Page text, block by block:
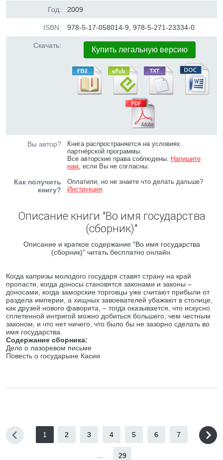
Год: 2009
ISBN: 978-5-17-058014-9, 978-5-271-23334-0
Скачать: Купить легальную версию
Вы автор?
Книга распространяется на условиях
партнёрской программы.
Все авторские права соблюдены. Напишите
нам, если Вы не согласны.
Как получить
книгу?
Оплатили, но не знаете что делать дальше?
Инструкция.
Описание книги "Во имя государства
(сборник)"
Описание и краткое содержание "Во имя государства
(сборник)" читать бесплатно онлайн.
Когда капризы молодого государя ставят страну на край
пропасти, когда доносы становятся законами и законы –
доносами, когда заморские торговцы уже считают прибыли от
раздела империи, а хищных завоевателей убажают в столице,
как друзей нового фаворита, – тогда оказывается, что искусно
сплетенной интригой можно добиться большего, чем честным
законом, и что нет ничего, что было бы не зазорно сделать во
имя государства.
Содержание сборника:
Дело о лазоревом письме
Повесть о государыне Касии
1 2 3 4 5 6 7
29